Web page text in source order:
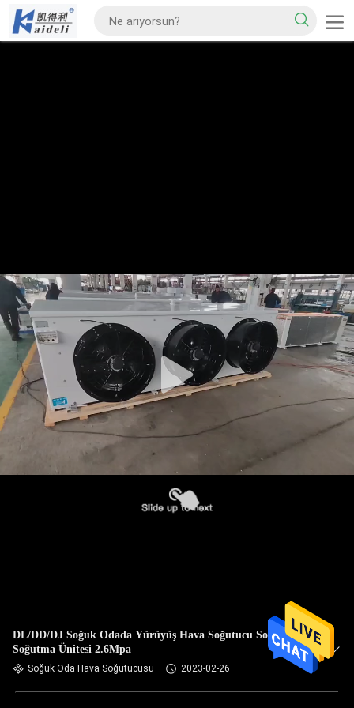
DL/DD/DJ Soğuk Odada Yürüyüş Hava Soğutucu Soğuk Oda
Soğutma Ünitesi 2.6Mpa
Soğuk Oda Hava Soğutucusu 2023-02-26